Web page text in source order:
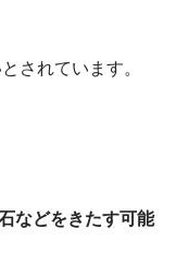
されています。
などをきたす可能